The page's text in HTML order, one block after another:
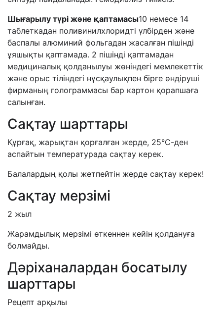
Шығарылу түрі және қаптамасы10 немесе 14
таблеткадан поливинилхлоридті үлбірден және
баспалы алюминий фольгадан жасалған пішінді
ұяшықты қаптамада. 2 пішінді қаптамадан
медициналық қолданылуы жөніндегі мемлекеттік
және орыс тіліндегі нұсқаулықпен бірге өндіруші
фирманың голограммасы бар картон қорапшаға
салынған.
Сақтау шарттары
Құрғақ, жарықтан қорғалған жерде, 25°С-ден
аспайтын температурада сақтау керек.
Балалардың қолы жетпейтін жерде сақтау керек!
Сақтау мерзімі
2 жыл
Жарамдылық мерзімі өткеннен кейін қолдануға
болмайды.
Дәріханалардан босатылу
шарттары
Рецепт арқылы